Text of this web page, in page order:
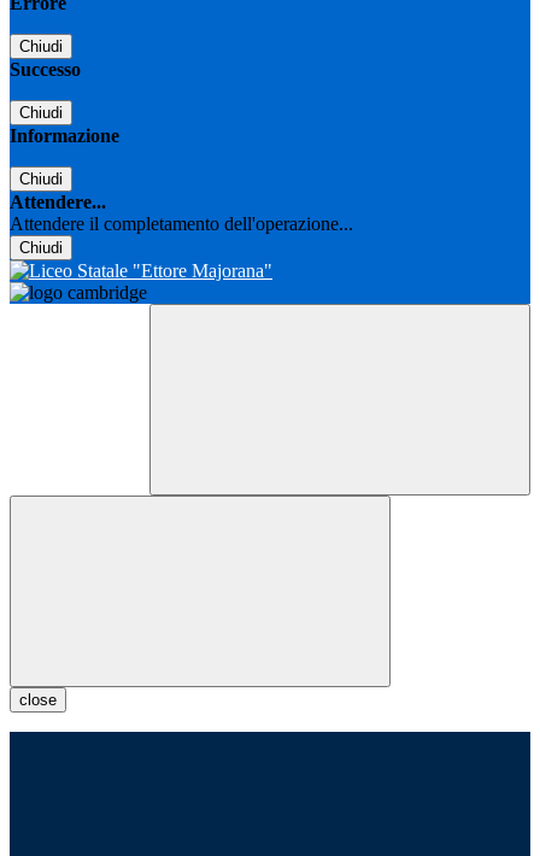
Chiudi
Successo
Chiudi
Informazione
Chiudi
Attendere...
Attendere il completamento dell'operazione...
Chiudi
close